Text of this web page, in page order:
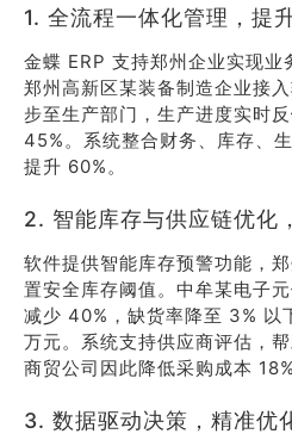
1. 全流程一体化管理，提
金蝶 ERP 支持郑州企业实现业
郑州高新区某装备制造企业接
步至生产部门，生产进度实时
45%。系统整合财务、库存、
提升 60%。
2. 智能库存与供应链优化
软件提供智能库存预警功能，
置安全库存阈值。中牟某电子
减少 40%，缺货率降至 3% 以
万元。系统支持供应商评估，
商贸公司因此降低采购成本 18%
3. 数据驱动决策，精准优